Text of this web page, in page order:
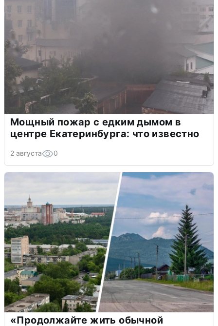
Мощный пожар с едким дымом в
центре Екатеринбурга: что известно
2 августа 0
«Продолжайте жить обычной